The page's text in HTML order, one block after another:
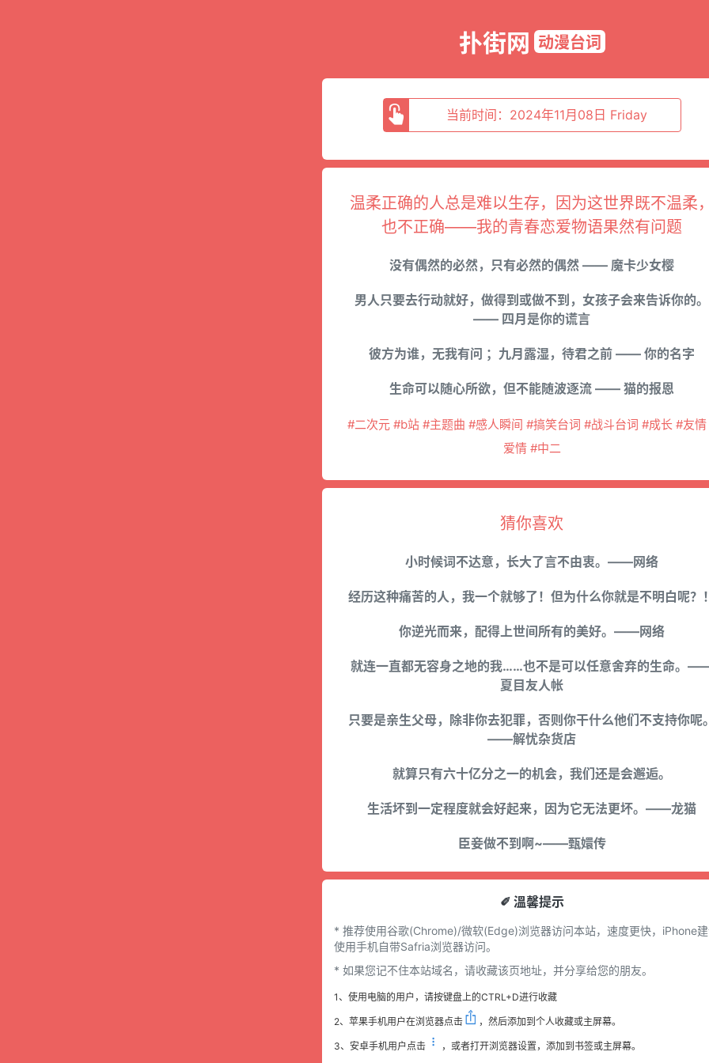
扑街网 动漫台词
当前时间：2024年11月08日 Friday
温柔正确的人总是难以生存，因为这世界既不温柔
也不正确——我的青春恋爱物语果然有问题
没有偶然的必然，只有必然的偶然 —— 魔卡少女樱
男人只要去行动就好，做得到或做不到，女孩子会来告诉你的。
—— 四月是你的谎言
彼方为谁，无我有问 ；九月露湿，待君之前 —— 你的名字
生命可以随心所欲，但不能随波逐流 —— 猫的报恩
#二次元 #b站 #主题曲 #感人瞬间 #搞笑台词 #战斗台词 #成长 #友情
爱情 #中二
猜你喜欢
小时候词不达意，长大了言不由衷。——网络
经历这种痛苦的人，我一个就够了！但为什么你就是不明白呢？
你逆光而来，配得上世间所有的美好。——网络
就连一直都无容身之地的我……也不是可以任意舍弃的生命。
夏目友人帐
只要是亲生父母，除非你去犯罪，否则你干什么他们不支持你呢
——解忧杂货店
就算只有六十亿分之一的机会，我们还是会邂逅。
生活坏到一定程度就会好起来，因为它无法更坏。——龙猫
臣妾做不到啊~——甄嬛传
✐ 溫馨提示
* 推荐使用谷歌(Chrome)/微软(Edge)浏览器访问本站，速度更快，iPhone
使用手机自带Safria浏览器访问。
* 如果您记不住本站域名，请收藏该页地址，并分享给您的朋友。
1、使用电脑的用户，请按键盘上的CTRL+D进行收藏
2、苹果手机用户在浏览器点击 ，然后添加到个人收藏或主屏幕。
3、安卓手机用户点击 ，或者打开浏览器设置，添加到书签或主屏幕。